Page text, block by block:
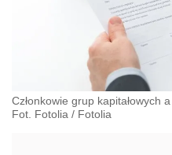
Członkowie grup kapitałowych
Fot. Fotolia / Fotolia